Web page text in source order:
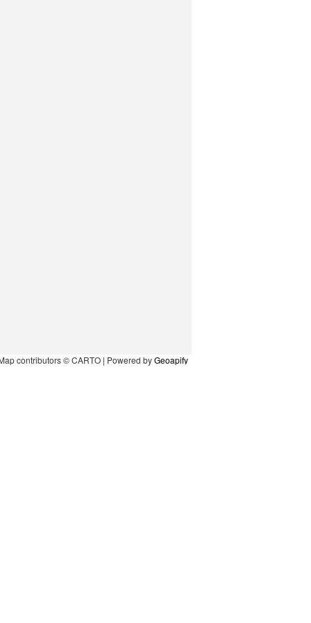
contributors © CARTO | Powered byGeoapify